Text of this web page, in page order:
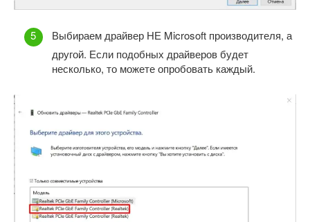
Выбираем драйвер НЕ Microsoft производителя, а
другой. Если подобных драйверов будет
несколько, то можете опробовать каждый.